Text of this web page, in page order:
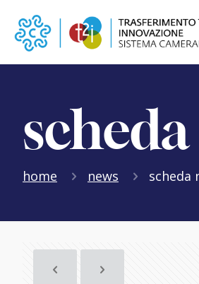
home news scheda